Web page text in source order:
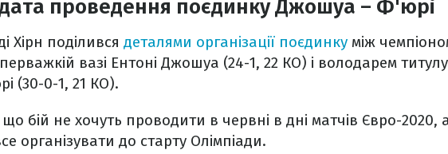
проведення поєдинку Джошуа – Ф'юрі
Хірн поділився деталями організації поєдинку між
вазі Ентоні Джошуа (24-1, 22 КО) і володарем
(30-0-1, 21 КО).
бій не хочуть проводити в червні в дні матчів Євро-2020,
організувати до старту Олімпіади.